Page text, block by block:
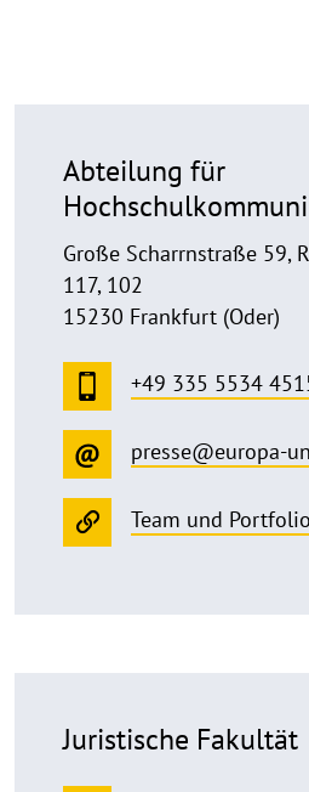
Abteilung für
Große Scharrnstraße 59,
117, 102
15230 Frankfurt (Oder)
+49 335 5534
presse@europa-
Team und Portfolio
Juristische Fakultät